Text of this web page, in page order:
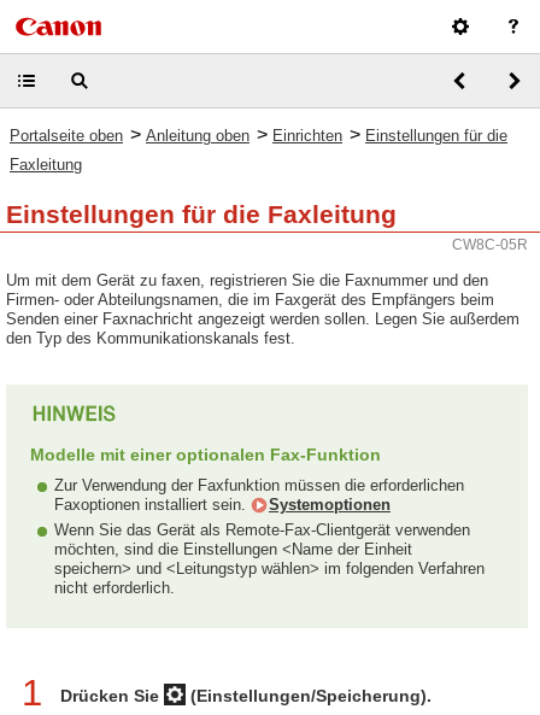
Portalseite oben > Anleitung oben > Einrichten > Einstellungen für die
Faxleitung
Einstellungen für die Faxleitung
CW8C-05R
Um mit dem Gerät zu faxen, registrieren Sie die Faxnummer und den
Firmen- oder Abteilungsnamen, die im Faxgerät des Empfängers beim
Senden einer Faxnachricht angezeigt werden sollen. Legen Sie außerdem
den Typ des Kommunikationskanals fest.
Modelle mit einer optionalen Fax-Funktion
Zur Verwendung der Faxfunktion müssen die erforderlichen
Faxoptionen installiert sein.
Systemoptionen
Wenn Sie das Gerät als Remote-Fax-Clientgerät verwenden
möchten, sind die Einstellungen <Name der Einheit
speichern> und <Leitungstyp wählen> im folgenden Verfahren
nicht erforderlich.
1 Drücken Sie (Einstellungen/Speicherung).